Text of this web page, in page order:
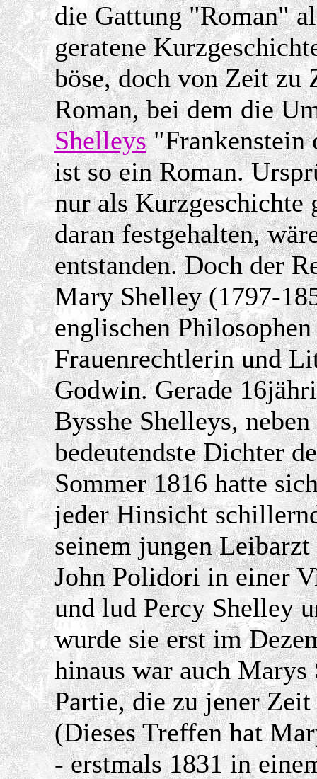
die Gattung "Roman"
geratene
böse, doch von Zeit zu
Roman, bei dem die
Shelleys"Frankenstein
ist so ein Roman.
nur als Kurzgeschichte
daran festgehalten,
entstanden. Doch der
Mary Shelley (1797-
englischen
Frauenrechtlerin und
Godwin. Gerade
Bysshe Shelleys,
bedeutendste Dichter
Sommer 1816 hatte
jeder Hinsicht
seinem jungen
John Polidori in einer
und lud Percy Shelley
wurde sie erst im
hinaus war auch
Partie, die zu jener
(Dieses Treffen hat
- erstmals 1831 in